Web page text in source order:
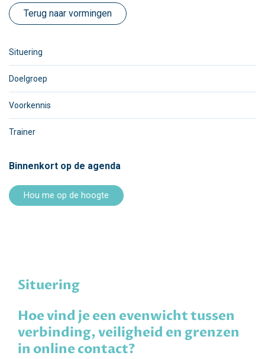
Terug naar vormingen
Situering
Doelgroep
Voorkennis
Trainer
Binnenkort op de agenda
Hou me op de hoogte
Situering
Hoe vind je een evenwicht tussen
verbinding, veiligheid en grenzen
in online contact?